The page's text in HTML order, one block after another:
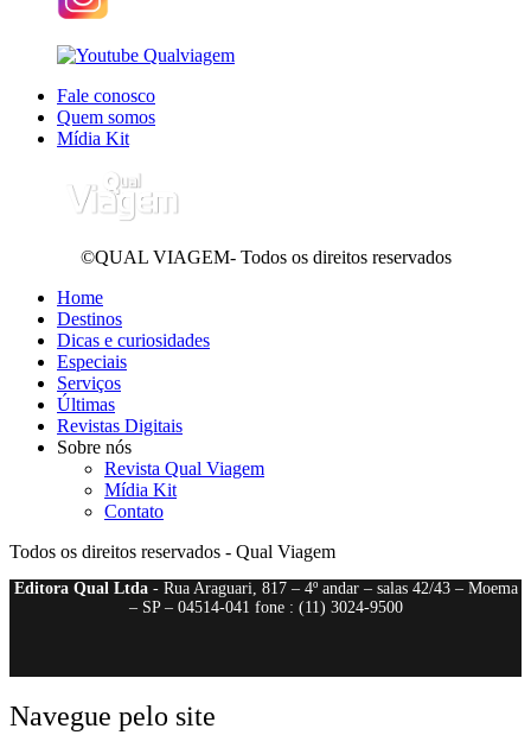
Fale conosco
Quem somos
Mídia Kit
©QUAL VIAGEM- Todos os direitos reservados
Home
Destinos
Dicas e curiosidades
Especiais
Serviços
Últimas
Revistas Digitais
Sobre nós
Revista Qual Viagem
Mídia Kit
Contato
Todos os direitos reservados - Qual Viagem
Editora Qual Ltda- Rua Araguari, 817 – 4º andar – salas 42/43 – Moema
– SP – 04514-041 fone : (11) 3024-9500
Navegue pelo site